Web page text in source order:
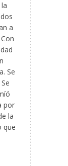
a
Se
por
la
que